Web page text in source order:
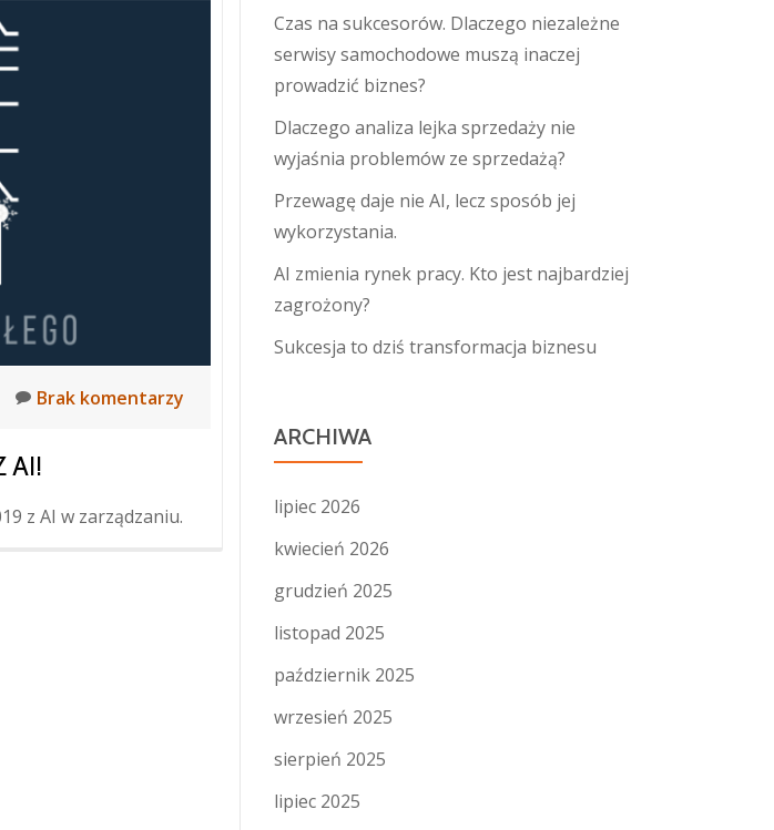
Brak komentarzy
AI!
z AI w zarządzaniu.
Czas na sukcesorów. Dlaczego niezależne
serwisy samochodowe muszą inaczej
prowadzić biznes?
Dlaczego analiza lejka sprzedaży nie
wyjaśnia problemów ze sprzedażą?
Przewagę daje nie AI, lecz sposób jej
wykorzystania.
AI zmienia rynek pracy. Kto jest najbardziej
zagrożony?
Sukcesja to dziś transformacja biznesu
ARCHIWA
lipiec 2026
kwiecień 2026
grudzień 2025
listopad 2025
październik 2025
wrzesień 2025
sierpień 2025
lipiec 2025